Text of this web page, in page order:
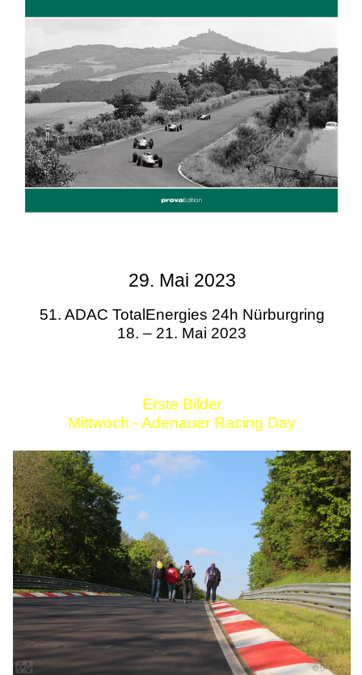
29. Mai 2023
51. ADAC TotalEnergies 24h Nürburgring
18. – 21. Mai 2023
Erste Bilder
Mittwoch - Adenauer Racing Day